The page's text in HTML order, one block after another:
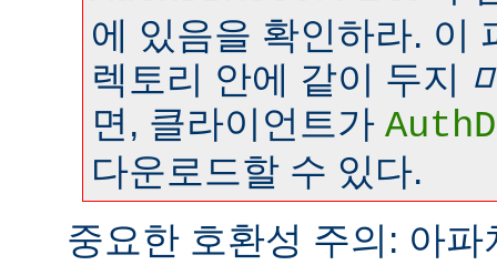
에 있음을 확인하라. 이
렉토리 안에 같이 두지
면, 클라이언트가
다운로드할 수 있다.
중요한 호환성 주의: 아